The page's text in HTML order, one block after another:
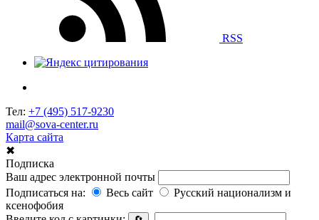
RSS
Тел: +7 (495) 517-9230
mail@sova-center.ru
Карта сайта
✖
Подписка
Ваш адрес электронной почты
Подписаться на:
Весь сайт
Русский национализм и
ксенофобия